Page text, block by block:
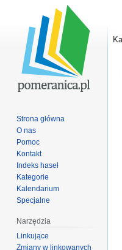
Strona główna
O nas
Pomoc
Kontakt
Indeks haseł
Kategorie
Kalendarium
Specjalne
Narzędzia
Linkujące
Zmiany w linkowanych